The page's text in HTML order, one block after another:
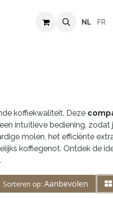
Verkooppunten NL FR
koffiekwaliteit. Deze
intuïtieve bediening, zodat
molen, het efficiënte
koffiegenot. Ontdek de
.
Sorteren op: Aanbevolen